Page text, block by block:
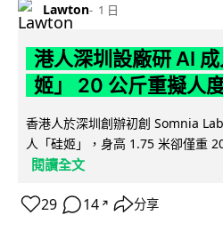
Lawton 1 日
港人深圳設廠研 AI
姬」 20 公斤重擬人
香港人於深圳創辦初創 Somnia
人「硅姬」，身高 1.75 米卻僅重
閱讀全文
29 14 ↗ 分享